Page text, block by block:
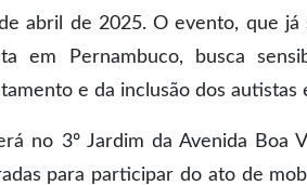
abril de 2025. O evento, que
em Pernambuco, busca
e da inclusão dos autistas
no 3º Jardim da Avenida Boa
para participar do ato de